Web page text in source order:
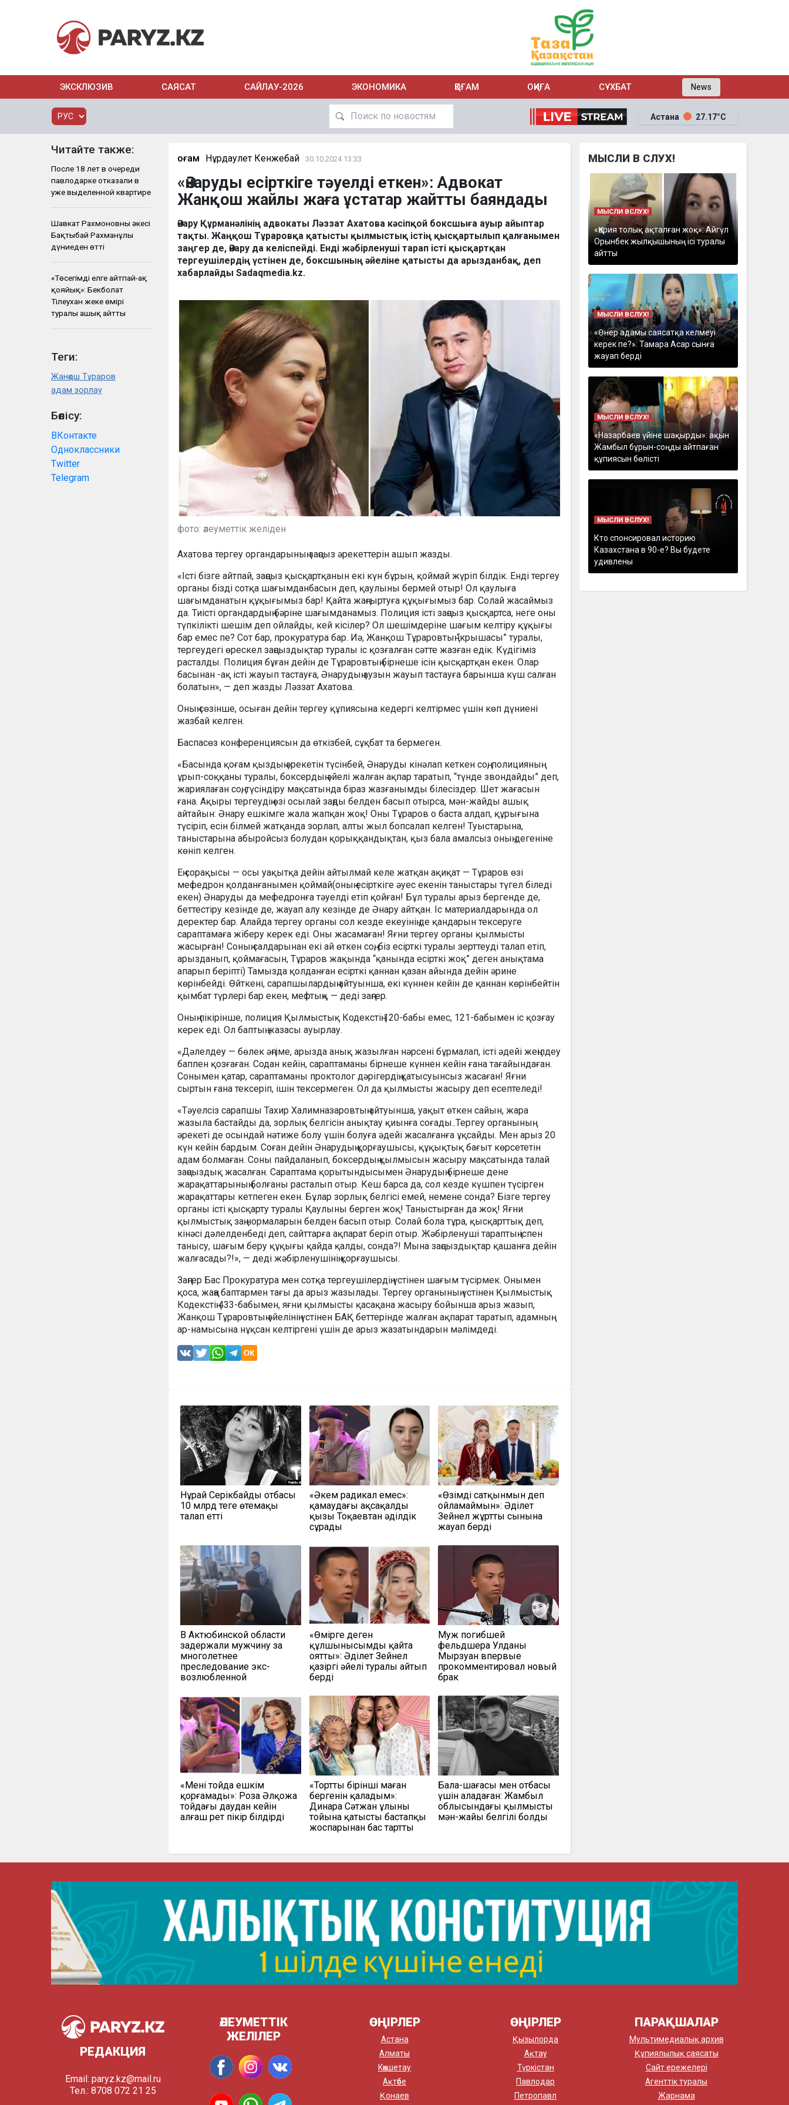
ЭКСКЛЮЗИВ САЯСАТ САЙЛАУ-2026 ЭКОНОМИКА ҚОҒАМ ОҚИҒА СҰХБАТ News
Астана 27.17°C
Читайте также:
После 18 лет в очереди
павлодарке отказали в
уже выделенной квартире
Шавкат Рахмоновның әкесі
Бақтыбай Рахманұлы
дүниеден өтті
«Төсегімді елге айтпай-ақ
қояйық»: Бекболат
Тілеухан жеке өмірі
туралы ашық айтты
Теги:
Жанқош Тұраров
адам зорлау
Бөлісу:
ВКонтакте
Одноклассники
Twitter
Telegram
Қоғам Нұрдаулет Кенжебай 30.10.2024 13:33
«Әнаруды есірткіге тәуелді еткен»: Адвокат
Жанқош жайлы жаға ұстатар жайтты баяндады
Әнару Құрманәлінің адвокаты Ләззат Ахатова кәсіпқой боксшыға ауыр айыптар
тақты. Жаңқош Тұраровқа қатысты қылмыстық істің қысқартылып қалғанымен
заңгер де, Әнару да келіспейді. Енді жәбірленуші тарап істі қысқартқан
тергеушілердің үстінен де, боксшының әйеліне қатысты да арызданбақ, деп
хабарлайды Sadаqmedia.kz.
фото: әлеуметтік желіден
Ахатова тергеу органдарының заңсыз әрекеттерін ашып жазды.
«Істі бізге айтпай, заңсыз қысқартқанын екі күн бұрын, қоймай жүріп білдік. Енді тергеу
органы бізді сотқа шағымданбасын деп, қаулыны бермей отыр! Ол қаулыға
шағымданатын құқығымыз бар! Қайта жаңғыртуға құқығымыз бар. Солай жасаймыз
да. Тиісті органдардың бәріне шағымданамыз. Полиция істі заңсыз қысқартса, неге оны
түпкілікті шешім деп ойлайды, кей кісілер? Ол шешімдеріне шағым келтіру құқығы
бар емес пе? Сот бар, прокуратура бар. Иә, Жанқош Тұраровтың “крышасы” туралы,
тергеудегі өрескел заңсыздықтар туралы іс қозғалған сәтте жазған едік. Күдігіміз
расталды. Полиция бұған дейін де Тұраровтың бірнеше ісін қысқартқан екен. Олар
басынан -ақ істі жауып тастауға, Әнарудың аузын жауып тастауға барынша күш салған
болатын», — деп жазды Ләззат Ахатова.
Оның сөзінше, осыған дейін тергеу құпиясына кедергі келтірмес үшін көп дүниені
жазбай келген.
Баспасөз конференциясын да өткізбей, сұқбат та бермеген.
«Басында қоғам қыздың әрекетін түсінбей, Әнаруды кінәлап кеткен соң, полицияның
ұрып-соққаны туралы, боксердың әйелі жалған ақпар таратып, “түнде звондайды” деп,
жариялаған соң, түсіндіру мақсатында біраз жазғанымды білесіздер. Шет жағасын
ғана. Ақыры тергеудің өзі осылай заңды белден басып отырса, мән-жайды ашық
айтайын: Әнару ешкімге жала жапқан жоқ! Оны Тұраров о баста алдап, құрығына
түсіріп, есін білмей жатқанда зорлап, алты жыл бопсалап келген! Туыстарына,
таныстарына абыройсыз болудан қорыққандықтан, қыз бала амалсыз оның дегеніне
көніп келген.
Ең сорақысы — осы уақытқа дейін айтылмай келе жатқан ақиқат — Тұраров өзі
мефедрон қолданғанымен қоймай(оның есірткіге әуес екенін таныстары түгел біледі
екен) Әнаруды да мефедронға тәуелді етіп қойған! Бұл туралы арыз бергенде де,
беттестіру кезінде де, жауап алу кезінде де Әнару айтқан. Іс материалдарында ол
деректер бар. Алайда тергеу органы сол кезде екеуінің де қандарын тексеруге
сараптамаға жіберу керек еді. Оны жасамаған! Яғни тергеу органы қылмысты
жасырған! Соның салдарынан екі ай өткен соң, біз есірткі туралы зерттеуді талап етіп,
арызданып, қоймағасын, Тұраров жақында “қанында есірткі жоқ” деген анықтама
апарып беріпті) Тамызда қолданған есірткі қаннан қазан айында дейін әрине
көрінбейді. Өйткені, сарапшылардың айтуынша, екі күннен кейін де қаннан көрінбейтін
қымбат түрлері бар екен, мефтың», — деді заңгер.
Оның пікірінше, полиция Қылмыстық Кодекстің 120-бабы емес, 121-бабымен іс қозғау
керек еді. Ол баптың жазасы ауырлау.
«Дәлелдеу — бөлек әңгіме, арызда анық жазылған нәрсені бұрмалап, істі әдейі жеңілдеу
баппен қозғаған. Содан кейін, сараптаманы бірнеше күннен кейін ғана тағайындаған.
Сонымен қатар, сараптаманы проктолог дәрігердің қатысуынсыз жасаған! Яғни
сыртын ғана тексеріп, ішін тексермеген. Ол да қылмысты жасыру деп есептеледі!
«Тәуелсіз сарапшы Тахир Халимназаровтың айтуынша, уақыт өткен сайын, жара
жазыла бастайды да, зорлық белгісін анықтау қиынға соғады..Тергеу органының
әрекеті де осындай нәтиже болу үшін болуға әдейі жасалғанға ұқсайды. Мен арыз 20
күн кейін бардым. Соған дейін Әнарудың қорғаушысы, құқықтық бағыт көрсететін
адам болмаған. Соны пайдаланып, боксердың қылмысын жасыру мақсатында талай
заңсыздық жасалған. Сараптама қорытындысымен Әнарудың бірнеше дене
жарақаттарының болғаны расталып отыр. Кеш барса да, сол кезде күшпен түсірген
жарақаттары кетпеген екен. Бұлар зорлық белгісі емей, немене сонда? Бізге тергеу
органы істі қысқарту туралы Қаулыны берген жоқ! Таныстырған да жоқ! Яғни
қылмыстық заң нормаларын белден басып отыр. Солай бола тұра, қысқарттық деп,
кінәсі дәлелденбеді деп, сайттарға ақпарат беріп отыр. Жәбірленуші тараптың іспен
танысу, шағым беру құқығы қайда қалды, сонда?! Мына заңсыздықтар қашанға дейін
жалғасады?!», — деді жәбірленушінің қорғаушысы.
Заңгер Бас Прокуратура мен сотқа тергеушілердің үстінен шағым түсірмек. Онымен
қоса, жаңа баптармен тағы да арыз жазылады. Тергеу органының үстінен Қылмыстық
Кодекстің 433-бабымен, яғни қылмысты қасақана жасыру бойынша арыз жазып,
Жанқош Тұраровтың әйелінің үстінен БАҚ беттерінде жалған ақпарат таратып, адамның
ар-намысына нұқсан келтіргені үшін де арыз жазатындарын мәлімдеді.
Нұрай Серікбайдың отбасы
10 млрд теңге өтемақы
талап етті
«Әкем радикал емес»:
қамаудағы ақсақалдың
қызы Тоқаевтан әділдік
сұрады
«Өзімді сатқынмын деп
ойламаймын»: Әділет
Зейнел жұрттың сынына
жауап берді
В Актюбинской области
задержали мужчину за
многолетнее
преследование экс-
возлюбленной
«Өмірге деген
құлшынысымды қайта
оятты»: Әділет Зейнел
қазіргі әйелі туралы айтып
берді
Муж погибшей
фельдшера Улданы
Мырзуан впервые
прокомментировал новый
брак
«Мені тойда ешкім
қорғамады»: Роза Әлқожа
тойдағы даудан кейін
алғаш рет пікір білдірді
«Тортты бірінші маған
бергенін қаладым»:
Динара Сәтжан ұлының
тойына қатысты бастапқы
жоспарынан бас тартты
Бала-шағасы мен отбасы
үшін алаңдаған: Жамбыл
облысындағы қылмыстың
мән-жайы белгілі болды
МЫСЛИ В СЛУХ!
МЫСЛИ ВСЛУХ!
«Қария толық ақталған жоқ»: Айгүл
Орынбек жылқышының ісі туралы
айтты
МЫСЛИ ВСЛУХ!
«Өнер адамы саясатқа келмеуі
керек пе?»: Тамара Асар сынға
жауап берді
МЫСЛИ ВСЛУХ!
«Назарбаев үйіне шақырды»: ақын
Жамбыл бұрын-соңды айтпаған
құпиясын бөлісті
МЫСЛИ ВСЛУХ!
Кто спонсировал историю
Казахстана в 90-е? Вы будете
удивлены
РЕДАКЦИЯ
Email: paryz.kz@mail.ru
Тел.: 8708 072 21 25
ӘЛЕУМЕТТІК
ЖЕЛІЛЕР
ӨҢІРЛЕР
Астана
Алматы
Көкшетау
Ақтөбе
Қонаев
ӨҢІРЛЕР
Қызылорда
Ақтау
Түркістан
Павлодар
Петропавл
ПАРАҚШАЛАР
Мультимедиалық архив
Құпиялылық саясаты
Сайт ережелері
Агенттік туралы
Жарнама